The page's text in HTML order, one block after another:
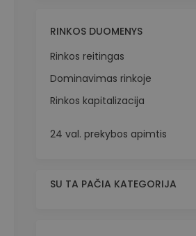
RINKOS DUOMENYS
Rinkos reitingas
Dominavimas rinkoje
Rinkos kapitalizacija
24 val. prekybos apimtis
SU TA PAČIA KATEGORIJA